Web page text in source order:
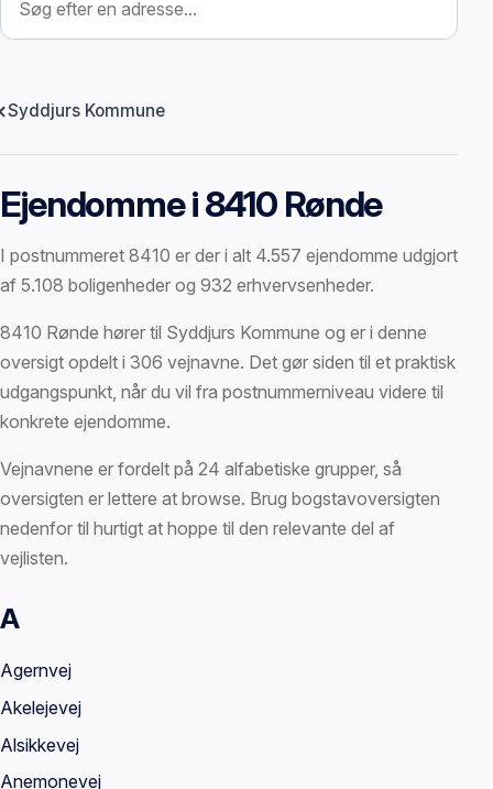
Syddjurs Kommune
Ejendomme i 8410 Rønde
I postnummeret 8410 er der i alt 4.557 ejendomme udgjort
af 5.108 boligenheder og 932 erhvervsenheder.
8410 Rønde hører til Syddjurs Kommune og er i denne
oversigt opdelt i 306 vejnavne. Det gør siden til et praktisk
udgangspunkt, når du vil fra postnummerniveau videre til
konkrete ejendomme.
Vejnavnene er fordelt på 24 alfabetiske grupper, så
oversigten er lettere at browse. Brug bogstavoversigten
nedenfor til hurtigt at hoppe til den relevante del af
vejlisten.
Vejnavne
A
Agernvej
Akelejevej
Alsikkevej
Anemonevej